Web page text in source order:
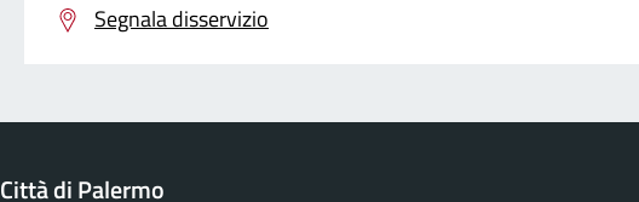
Segnala disservizio
Città di Palermo